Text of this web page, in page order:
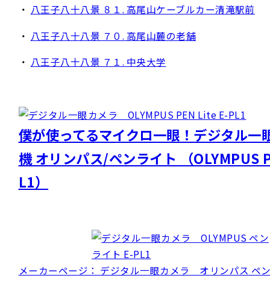
・ 八王子八十八景 ８１. 高尾山ケーブルカー清滝駅前
・ 八王子八十八景 ７０. 高尾山麓の老舗
・ 八王子八十八景 ７１. 中央大学
僕が使ってるマイクロ一眼！デジタル一
機 オリンパス/ペンライト （OLYMPUS
L1）
メーカーページ： デジタル一眼カメラ オリンパス ペ